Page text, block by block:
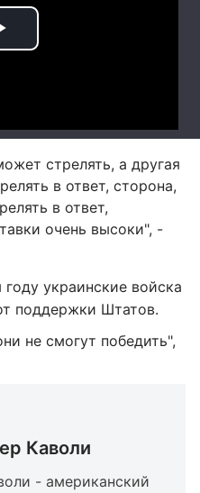
стрелять, а другая
в ответ, сторона,
в ответ,
очень высоки", -
украинские войска
поддержки Штатов.
не смогут победить",
Каволи
- американский